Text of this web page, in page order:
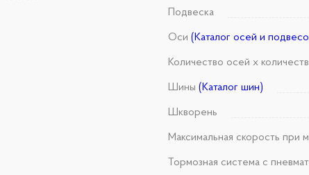
Подвеска
Оси (Каталог осей и
Количество осей х
Шины (Каталог шин)
Шкворень
Максимальная скорость при
Тормозная система с